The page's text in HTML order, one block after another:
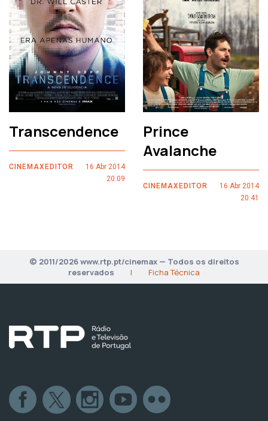
Transcendence
CINEMAXEDITOR
16 Abr 2014
20:09
Prince
Avalanche
CINEMAXEDITOR
16 Abr 2014
20:41
© 2011/2026 www.rtp.pt/cinemax — Todos os direitos
reservados
| Ficha Técnica